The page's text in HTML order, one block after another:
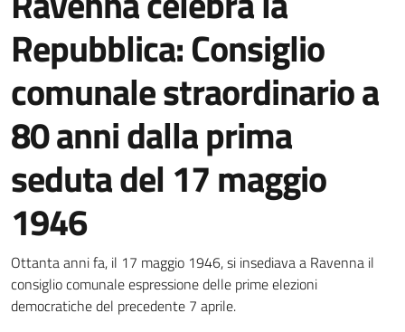
Repubblica: Consiglio
comunale straordinario a
80 anni dalla prima
seduta del 17 maggio
1946
Dettagli della notizia
Ottanta anni fa, il 17 maggio 1946, si insediava a Ravenna il
consiglio comunale espressione delle prime elezioni
democratiche del precedente 7 aprile.